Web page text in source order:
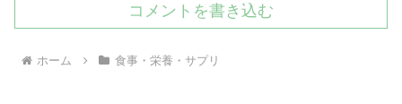
コメントを書き込む
ホーム 食事・栄養・サプリ